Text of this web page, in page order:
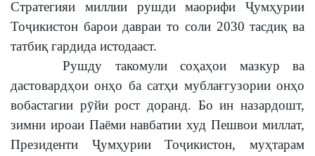
Стратегияи миллии рушди маорифи Ҷумҳурии
Тоҷикистон барои давраи то соли 2030 тасдиқ ва
татбиқ гардида истодааст.
Рушду такомули соҳаҳои мазкур ва
дастовардҳои онҳо ба сатҳи мублағгузории онҳо
вобастагии рӯйи рост доранд. Бо ин назардошт,
зимни ироаи Паёми навбатии худ Пешвои миллат,
Президенти Ҷумҳурии Тоҷикистон, муҳтарам